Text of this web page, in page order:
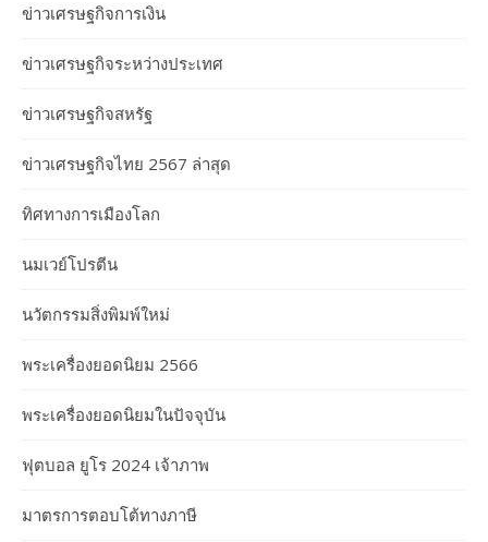
ข่าวเศรษฐกิจการเงิน
ข่าวเศรษฐกิจระหว่างประเทศ
ข่าวเศรษฐกิจสหรัฐ
ข่าวเศรษฐกิจไทย 2567 ล่าสุด
ทิศทางการเมืองโลก
นมเวย์โปรตีน
นวัตกรรมสิ่งพิมพ์ใหม่
พระเครื่องยอดนิยม 2566
พระเครื่องยอดนิยมในปัจจุบัน
ฟุตบอล ยูโร 2024 เจ้าภาพ
มาตรการตอบโต้ทางภาษี